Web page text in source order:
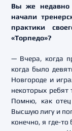
Вы же недавно
начали
практики
«Торпедо»?
— Вчера, когда
когда было
Новгороде и
некоторых
Помню, как
Высшую лигу и
конечно, я где-то